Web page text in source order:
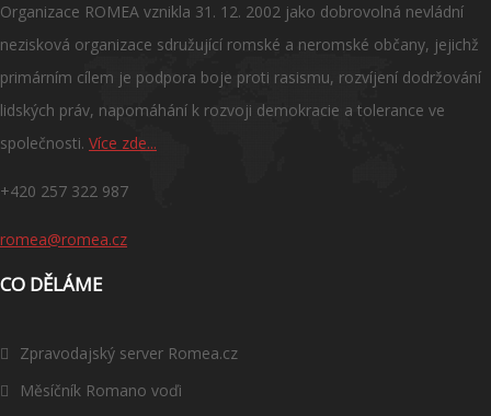
Organizace ROMEA vznikla 31. 12. 2002 jako dobrovolná nevládní
nezisková organizace sdružující romské a neromské občany, jejichž
primárním cílem je podpora boje proti rasismu, rozvíjení dodržování
lidských práv, napomáhání k rozvoji demokracie a tolerance ve
společnosti. Více zde...
+420 257 322 987
romea@romea.cz
CO DĚLÁME
Zpravodajský server Romea.cz
Měsíčník Romano voďi